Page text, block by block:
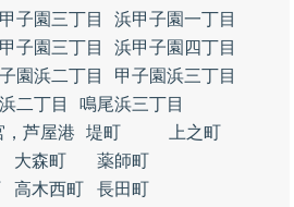
子園三丁目
浜甲子園一丁目
子園三丁目
浜甲子園四丁目
園浜二丁目
甲子園浜三丁目
二丁目
鳴尾浜三丁目
，芦屋港
堤町
上之町
大森町
薬師町
高木西町
長田町